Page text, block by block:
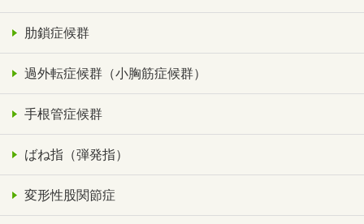
肋鎖症候群
過外転症候群（小胸筋症候群）
手根管症候群
ばね指（弾発指）
変形性股関節症